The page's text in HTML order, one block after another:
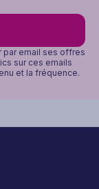
par email ses offres
sur ces emails
et la fréquence.